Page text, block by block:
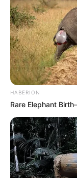
HABERION
Rare Elephant